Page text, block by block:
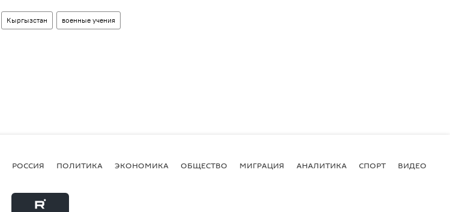
Кыргызстан военные учения
РОССИЯ ПОЛИТИКА ЭКОНОМИКА ОБЩЕСТВО МИГРАЦИЯ АНАЛИТИКА СПОРТ ВИДЕО